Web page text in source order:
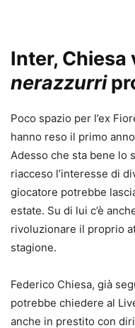
Inter, Chiesa
nerazzurri
Poco spazio per l’ex
hanno reso il primo
Adesso che sta bene lo
riacceso l’interesse di
giocatore potrebbe
estate. Su di lui c’è
rivoluzionare il proprio
stagione.
Federico Chiesa, già
potrebbe chiedere al
anche in prestito con